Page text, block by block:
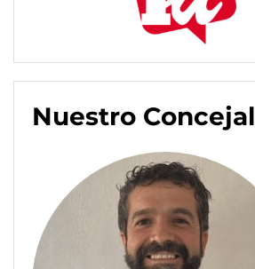
Nuestro Concejal